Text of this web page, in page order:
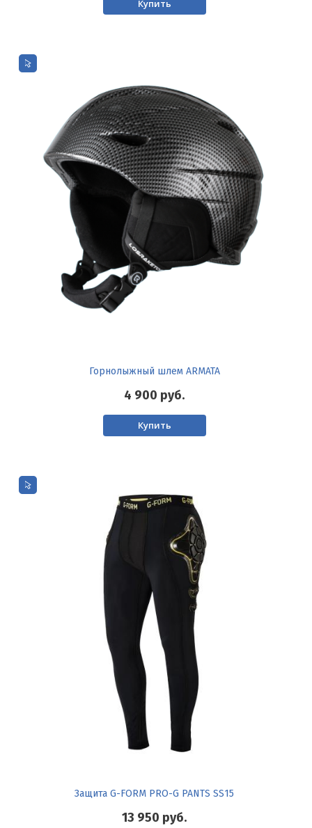
Купить
Горнолыжный шлем ARMATA
4 900 руб.
Купить
Защита G-FORM PRO-G PANTS SS15
13 950 руб.